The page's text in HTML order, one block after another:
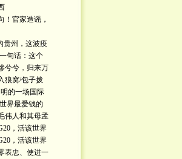
！官家造谣，
贵州，这波疫
句话：这个
兮兮，归来万
狼窝/包子拨
的一场国际
界最爱钱的
伟人和其母孟
，活该世界
，活该世界
表忠、使进一